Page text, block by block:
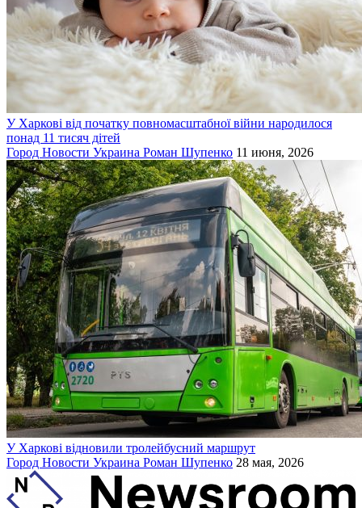
У Харкові від початку повномасштабної війни народилося
понад 11 тисяч дітей
Город Новости Украина Роман Шупенко 11 июня, 2026
У Харкові відновили тролейбусний маршрут
Город Новости Украина Роман Шупенко 28 мая, 2026